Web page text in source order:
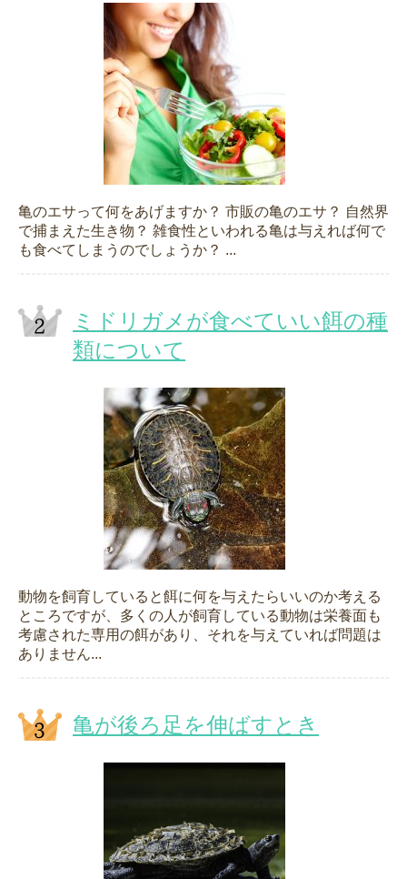
亀のエサって何をあげますか？ 市販の亀のエサ？ 自然界
で捕まえた生き物？ 雑食性といわれる亀は与えれば何で
も食べてしまうのでしょうか？ ...
ミドリガメが食べていい餌の種
類について
動物を飼育していると餌に何を与えたらいいのか考える
ところですが、多くの人が飼育している動物は栄養面も
考慮された専用の餌があり、それを与えていれば問題は
ありません...
亀が後ろ足を伸ばすとき